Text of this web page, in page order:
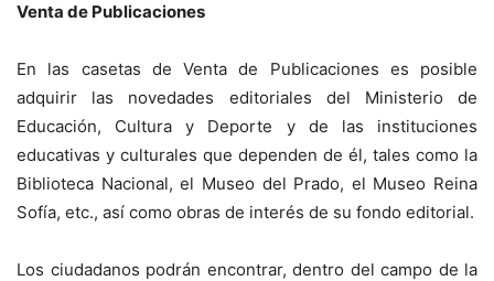
Venta de Publicaciones
En las casetas de Venta de Publicaciones es posible
adquirir las novedades editoriales del Ministerio de
Educación, Cultura y Deporte y de las instituciones
educativas y culturales que dependen de él, tales como la
Biblioteca Nacional, el Museo del Prado, el Museo Reina
Sofía, etc., así como obras de interés de su fondo editorial.
Los ciudadanos podrán encontrar, dentro del campo de la